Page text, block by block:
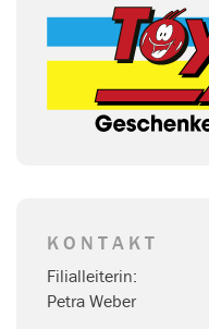
KONTAKT
Filialleiterin:
Petra Weber